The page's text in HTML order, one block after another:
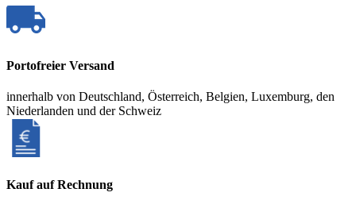
Portofreier Versand
innerhalb von Deutschland, Österreich, Belgien, Luxemburg, den
Niederlanden und der Schweiz
Kauf auf Rechnung